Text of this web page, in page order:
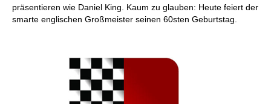
präsentieren wie Daniel King. Kaum zu glauben: Heute feiert der
smarte englischen Großmeister seinen 60sten Geburtstag.